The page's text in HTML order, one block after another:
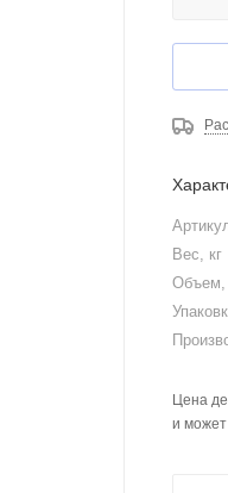
Вес, кг
Цена
и может